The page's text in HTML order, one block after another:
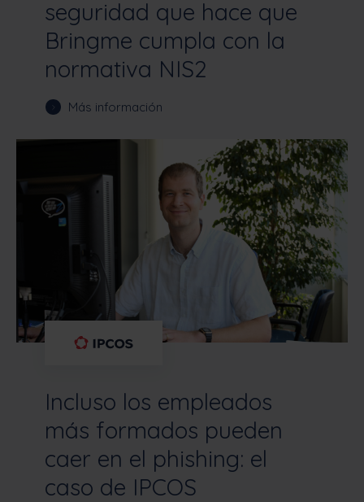
seguridad que hace que
Bringme cumpla con la
normativa NIS2
Más información
Incluso los empleados
más formados pueden
caer en el phishing: el
caso de IPCOS